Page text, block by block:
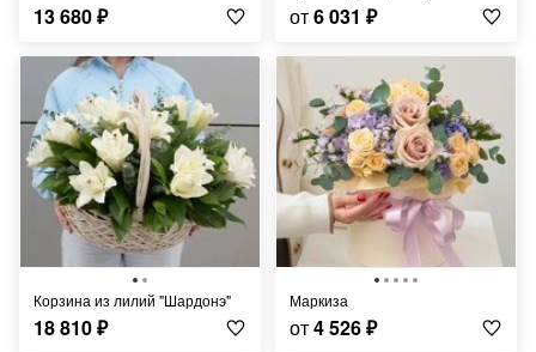
13 680₽ от6 031 ₽
Корзина из лилий "Шардонэ"
18 810₽
Маркиза
от4 526₽